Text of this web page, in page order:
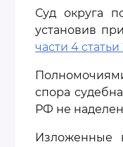
Суд округа
установив
части 4 статьи
спора
РФ не
Изложенные